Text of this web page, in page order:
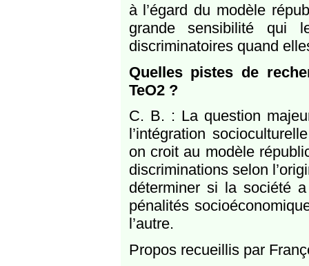
à l’égard du modèle
grande sensibilité qui
discriminatoires quand
Quelles pistes de
TeO2 ?
C. B. : La question
l’intégration
on croit au modèle
discriminations selon
déterminer si la société
pénalités
l’autre.
Propos recueillis par